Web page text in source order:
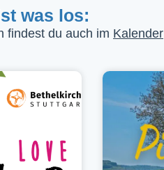
was los:
findest du auch im Kalender